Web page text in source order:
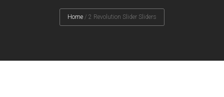
Home / 2 Revolution Slider Sliders